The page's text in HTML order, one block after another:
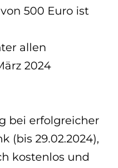
500 Euro ist
allen
2024
bei erfolgreicher
(bis 29.02.2024),
kostenlos und